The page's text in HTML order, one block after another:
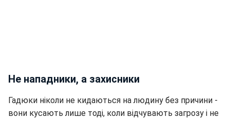
Не нападники, а захисники
Гадюки ніколи не кидаються на людину без причини -
вони кусають лише тоді, коли відчувають загрозу і не